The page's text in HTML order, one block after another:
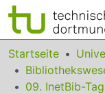
Bereiche &
Das gesamte
Startseite